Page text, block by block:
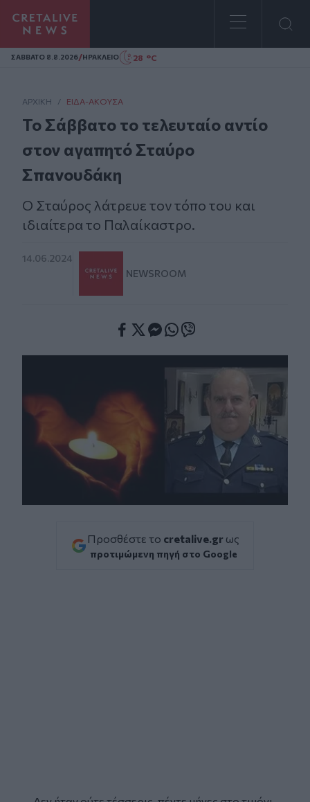
Homepage
ΣAΒΒΑΤΟ 8.8.2026/ΗΡΑΚΛΕΙΟ 28 °C
ΑΡΧΙΚΗ / ΕΊΔΑ-ΆΚΟΥΣΑ
Το Σάββατο το τελευταίο αντίο
στον αγαπητό Σταύρο
Σπανουδάκη
Ο Σταύρος λάτρευε τον τόπο του και
ιδιαίτερα το Παλαίκαστρο.
14.06.2024
NEWSROOM
Προσθέστε το cretalive.gr ως
προτιμώμενη πηγή στο Google